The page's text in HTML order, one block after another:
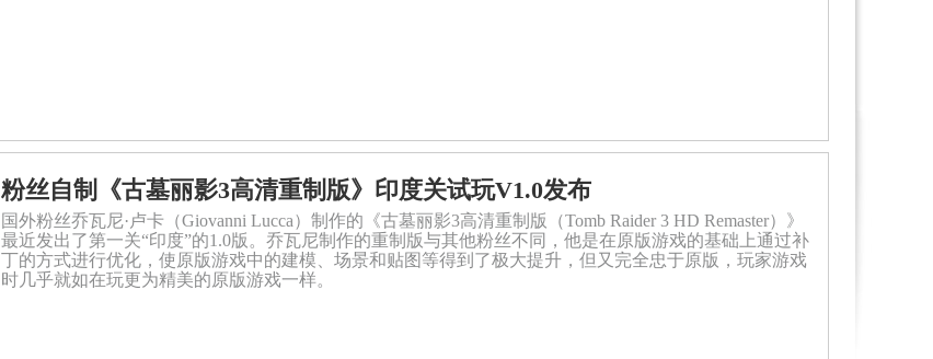
粉丝自制《古墓丽影3高清重制版》印度关试玩V1.0发布
国外粉丝乔瓦尼·卢卡（Giovanni Lucca）制作的《古墓丽影3高清重制版（Tomb Raider 3 HD Remaster）》
最近发出了第一关“印度”的1.0版。乔瓦尼制作的重制版与其他粉丝不同，他是在原版游戏的基础上通过补
丁的方式进行优化，使原版游戏中的建模、场景和贴图等得到了极大提升，但又完全忠于原版，玩家游戏
时几乎就如在玩更为精美的原版游戏一样。